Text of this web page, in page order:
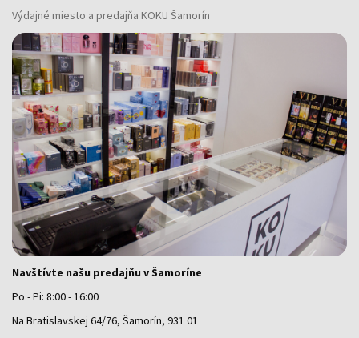
Výdajné miesto a predajňa KOKU Šamorín
Navštívte našu predajňu v Šamoríne
Po - Pi: 8:00 - 16:00
Na Bratislavskej 64/76, Šamorín, 931 01